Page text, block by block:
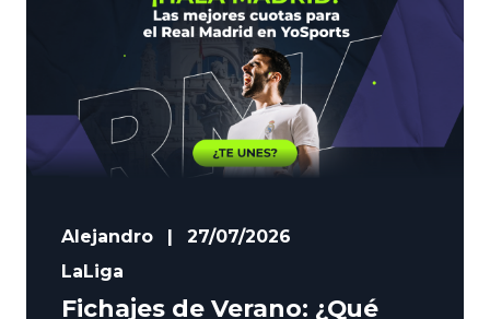
Alejandro
27/07/2026
LaLiga
Fichajes de Verano: ¿Qué